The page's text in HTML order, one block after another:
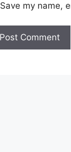
Save my name,